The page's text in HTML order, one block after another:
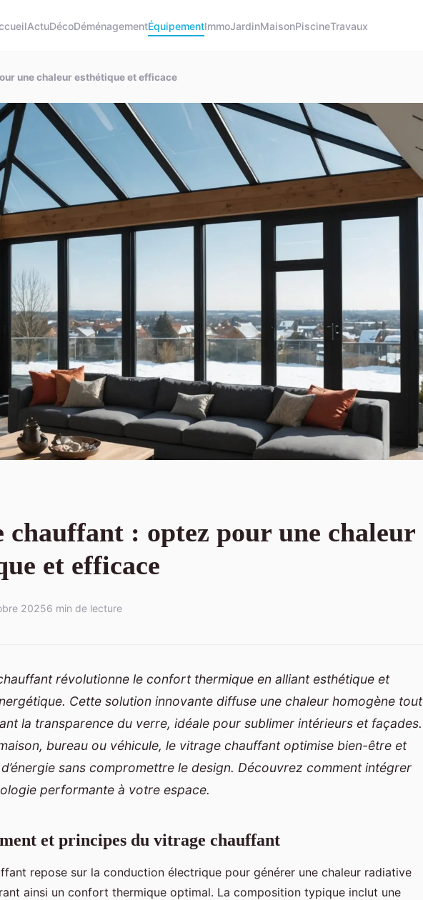
ActuDécoDéménagementÉquipementImmoJardinMaisonPiscineTravaux
une chaleur esthétique et efficace
chauffant : optez pour une chaleur
et efficace
20256 min de lecture
révolutionne le confort thermique en alliant esthétique et
Cette solution innovante diffuse une chaleur homogène tout
la transparence du verre, idéale pour sublimer intérieurs et façades.
bureau ou véhicule, le vitrage chauffant optimise bien-être et
sans compromettre le design. Découvrez comment intégrer
performante à votre espace.
et principes du vitrage chauffant
repose sur la conduction électrique pour générer une chaleur radiative
ainsi un confort thermique optimal. La composition typique inclut une